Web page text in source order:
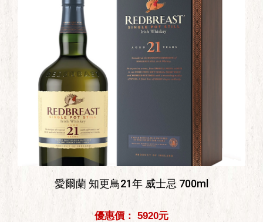
愛爾蘭 知更鳥21年 威士忌 700ml
優惠價： 5920元